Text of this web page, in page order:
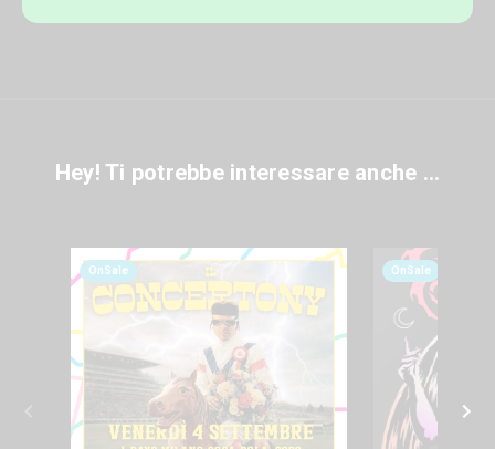
Hey! Ti potrebbe interessare anche ...
OnSale OnSale